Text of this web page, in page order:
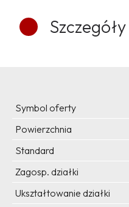
Szczegóły
Symbol oferty
Powierzchnia
Standard
Zagosp. działki
Ukształtowanie działki